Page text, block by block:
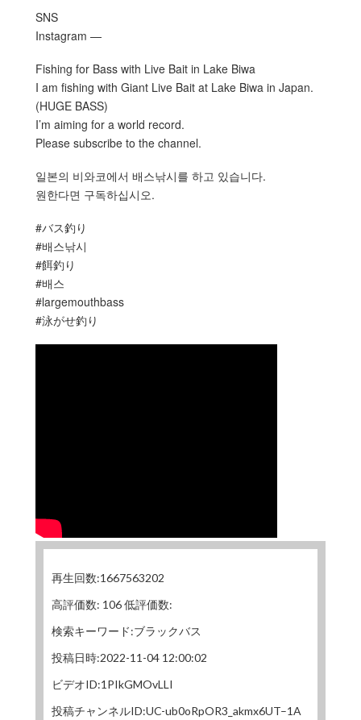
SNS
Instagram —
Fishing for Bass with Live Bait in Lake Biwa
I am fishing with Giant Live Bait at Lake Biwa in Japan.
(HUGE BASS)
I’m aiming for a world record.
Please subscribe to the channel.
일본의 비와코에서 배스낚시를 하고 있습니다.
원한다면 구독하십시오.
#バス釣り
#배스낚시
#餌釣り
#배스
#largemouthbass
#泳がせ釣り
再生回数:1667563202
高評価数: 106 低評価数:
検索キーワード:ブラックバス
投稿日時:2022-11-04 12:00:02
ビデオID:1PIkGMOvLLI
投稿チャンネルID:UC-ub0oRpOR3_akmx6UT–1A